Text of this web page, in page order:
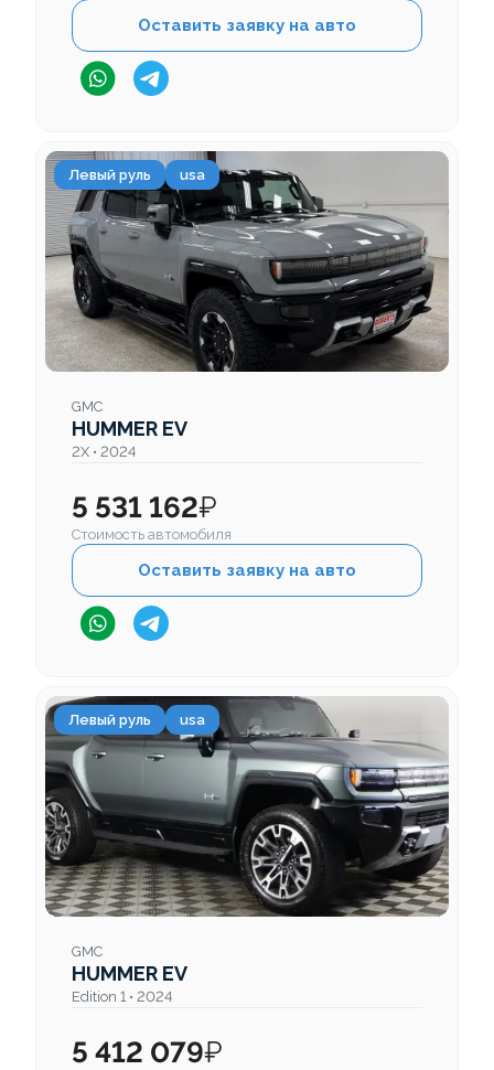
Оставить заявку на авто
Левый руль usa
GMC
HUMMER EV
2X • 2024
5 531 162₽
Стоимость автомобиля
Оставить заявку на авто
Левый руль usa
GMC
HUMMER EV
Edition 1 • 2024
5 412 079₽